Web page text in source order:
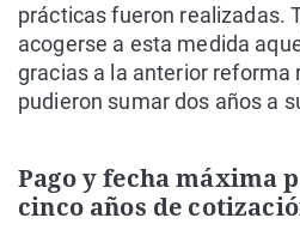
prácticas fueron realizadas.
acogerse a esta medida
gracias a la anterior reforma
pudieron sumar dos años a
Pago y fecha máxima
cinco años de